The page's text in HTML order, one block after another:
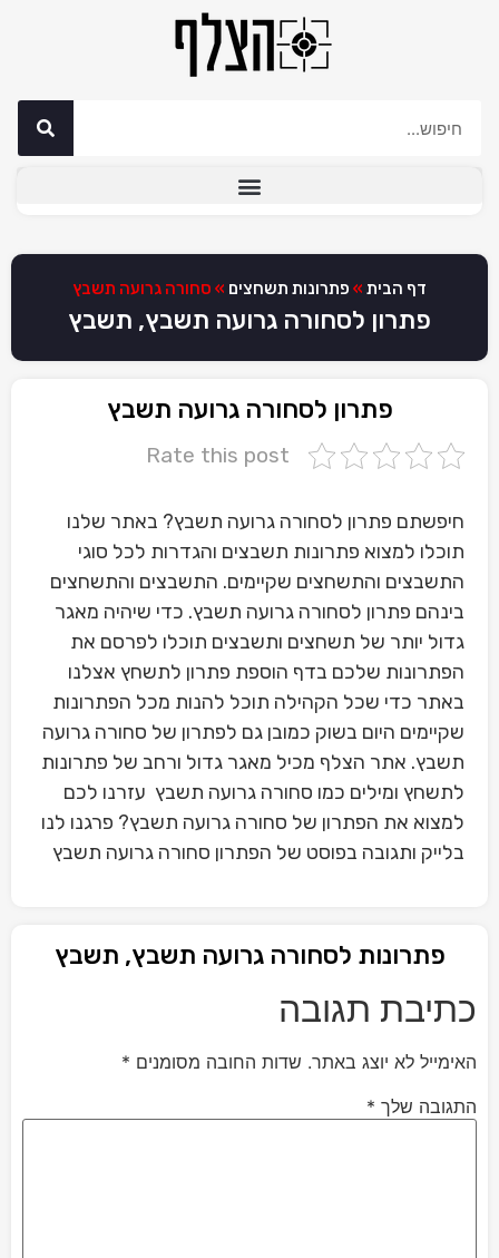
דף הבית » פתרונות תשחצים » סחורה גרועה תשבץ
פתרון לסחורה גרועה תשבץ, תשבץ
פתרון לסחורה גרועה תשבץ
Rate this post
חיפשתם פתרון לסחורה גרועה תשבץ? באתר שלנו
תוכלו למצוא פתרונות תשבצים והגדרות לכל סוגי
התשבצים והתשחצים שקיימים. התשבצים והתשחצים
בינהם פתרון לסחורה גרועה תשבץ. כדי שיהיה מאגר
גדול יותר של תשחצים ותשבצים תוכלו לפרסם את
הפתרונות שלכם בדף הוספת פתרון לתשחץ אצלנו
באתר כדי שכל הקהילה תוכל להנות מכל הפתרונות
שקיימים היום בשוק כמובן גם לפתרון של סחורה גרועה
תשבץ. אתר הצלף מכיל מאגר גדול ורחב של פתרונות
לתשחץ ומילים כמו סחורה גרועה תשבץ עזרנו לכם
למצוא את הפתרון של סחורה גרועה תשבץ? פרגנו לנו
בלייק ותגובה בפוסט של הפתרון סחורה גרועה תשבץ
פתרונות לסחורה גרועה תשבץ, תשבץ
כתיבת תגובה
האימייל לא יוצג באתר. שדות החובה מסומנים *
התגובה שלך *